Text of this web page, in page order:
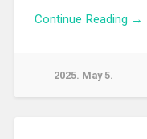
Continue Reading →
2025. May 5.